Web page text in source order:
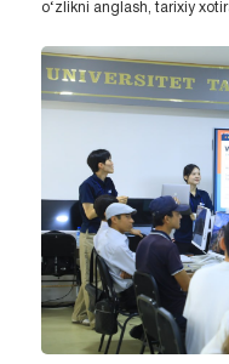
o‘zlikni anglash, tarixiy